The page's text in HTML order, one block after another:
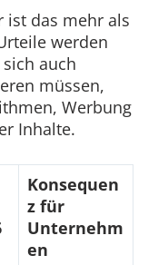
ist das mehr als
werden
auch
müssen,
Werbung
Inhalte.
Konsequen
z für
Unternehm
en